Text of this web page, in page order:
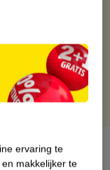
ervaring te
makkelijker te